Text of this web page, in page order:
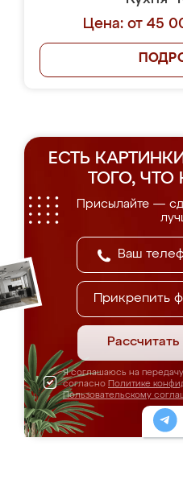
Цена: от 45
ЕСТЬ
ТОГО, ЧТО
Присылайте —
Прикрепить
Я соглашаюсь на
согласно Политике
Пользовательскому